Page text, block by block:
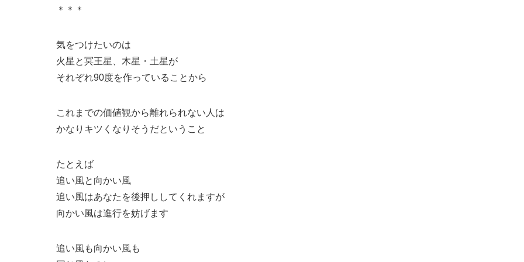
＊＊＊
気をつけたいのは
火星と冥王星、木星・土星が
それぞれ90度を作っていることから
これまでの価値観から離れられない人は
かなりキツくなりそうだということ
たとえば
追い風と向かい風
追い風はあなたを後押ししてくれますが
向かい風は進行を妨げます
追い風も向かい風も